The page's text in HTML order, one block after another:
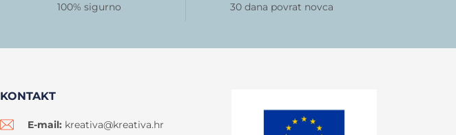
100% sigurno 30 dana povrat novca
KONTAKT
E-mail: kreativa@kreativa.hr